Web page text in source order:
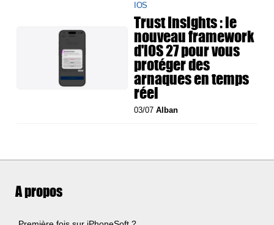
IOS
Trust Insights : le
nouveau framework
d'iOS 27 pour vous
protéger des
arnaques en temps
réel
03/07Alban
A propos